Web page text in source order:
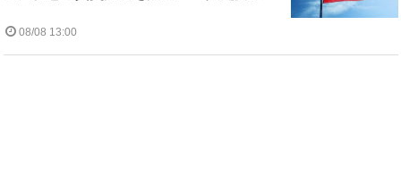
08/08 13:00